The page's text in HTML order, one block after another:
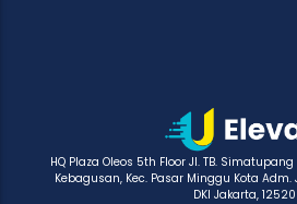
HQ Plaza Oleos 5th Floor Jl. TB.
Kebagusan, Kec. Pasar Minggu Kota
DKI Jakarta, 12520